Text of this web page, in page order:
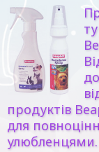
продуктів
для
улюбленцями.